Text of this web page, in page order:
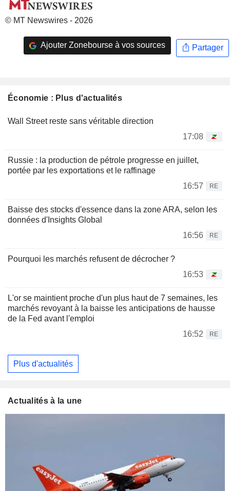
© MT Newswires - 2026
Ajouter Zonebourse à vos sources Partager
Économie : Plus d'actualités
Wall Street reste sans véritable direction
17:08
Russie : la production de pétrole progresse en juillet,
portée par les exportations et le raffinage
16:57
RE
Baisse des stocks d'essence dans la zone ARA, selon les
données d'Insights Global
16:56
RE
Pourquoi les marchés refusent de décrocher ?
16:53
L'or se maintient proche d'un plus haut de 7 semaines, les
marchés revoyant à la baisse les anticipations de hausse
de la Fed avant l'emploi
16:52
RE
Plus d'actualités
Actualités à la une